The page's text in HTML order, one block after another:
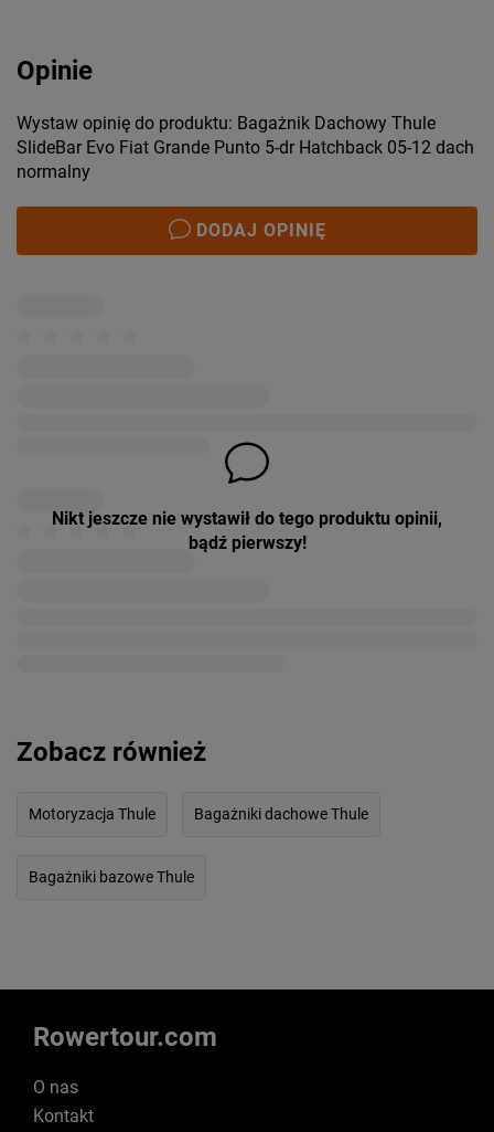
Opinie
Wystaw opinię do produktu: Bagażnik Dachowy Thule
SlideBar Evo Fiat Grande Punto 5-dr Hatchback 05-12 dach
normalny
DODAJ OPINIĘ
Nikt jeszcze nie wystawił do tego produktu opinii,
bądź pierwszy!
Zobacz również
Motoryzacja Thule Bagażniki dachowe Thule
Bagażniki bazowe Thule
Rowertour.com
O nas
Kontakt